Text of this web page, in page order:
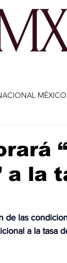
MÉXICO
JALISCO-
a la
de las
a la tasa